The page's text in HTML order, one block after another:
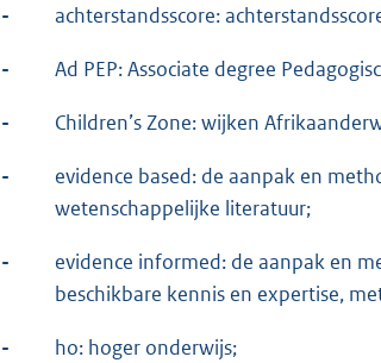
- achterstandsscore:
- Ad PEP: Associate degree
- Children’s Zone: wijken
-
evidence based: de aanpak en
wetenschappelijke literatuur;
-
evidence informed: de aanpak en
beschikbare kennis en expertise,
- ho: hoger onderwijs;